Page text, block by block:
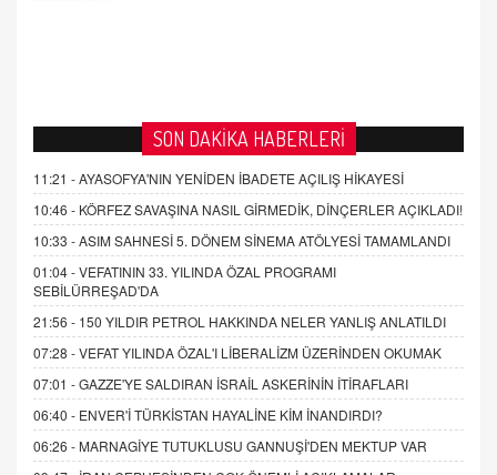
SON DAKİKA HABERLERİ
11:21 -AYASOFYA'NIN YENİDEN İBADETE AÇILIŞ HİKAYESİ
10:46 - KÖRFEZ SAVAŞINA NASIL GİRMEDİK, DİNÇERLER AÇIKLADI!
10:33 -ASIM SAHNESİ 5. DÖNEM SİNEMA ATÖLYESİ TAMAMLANDI
01:04 -VEFATININ 33. YILINDA ÖZAL PROGRAMI
SEBİLÜRREŞAD'DA
21:56 - 150 YILDIR PETROL HAKKINDA NELER YANLIŞ ANLATILDI
07:28 -VEFAT YILINDA ÖZAL'I LİBERALİZM ÜZERİNDEN OKUMAK
07:01 -GAZZE'YE SALDIRAN İSRAİL ASKERİNİN İTİRAFLARI
06:40 - ENVER'İ TÜRKİSTAN HAYALİNE KİM İNANDIRDI?
06:26 - MARNAGİYE TUTUKLUSU GANNUŞİ'DEN MEKTUP VAR